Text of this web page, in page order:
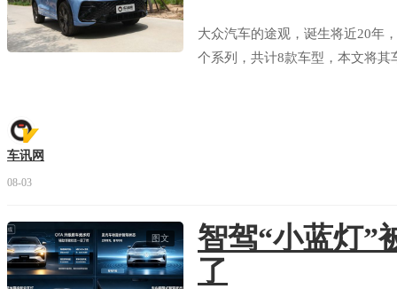
大众汽车的途观，诞生将近20年
个系列，共计8款车型，本文将
车讯网
08-03
图文
智驾“小蓝灯”
了